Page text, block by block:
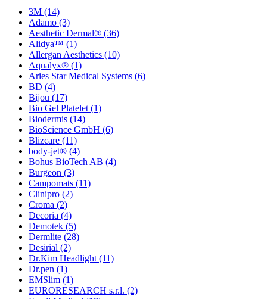
3M (14)
Adamo (3)
Aesthetic Dermal® (36)
Alidya™ (1)
Allergan Aesthetics (10)
Aqualyx® (1)
Aries Star Medical Systems (6)
BD (4)
Bijou (17)
Bio Gel Platelet (1)
Biodermis (14)
BioScience GmbH (6)
Blizcare (11)
body-jet® (4)
Bohus BioTech AB (4)
Burgeon (3)
Campomats (11)
Clinipro (2)
Croma (2)
Decoria (4)
Demotek (5)
Dermlite (28)
Desirial (2)
Dr.Kim Headlight (11)
Dr.pen (1)
EMSlim (1)
EURORESEARCH s.r.l. (2)